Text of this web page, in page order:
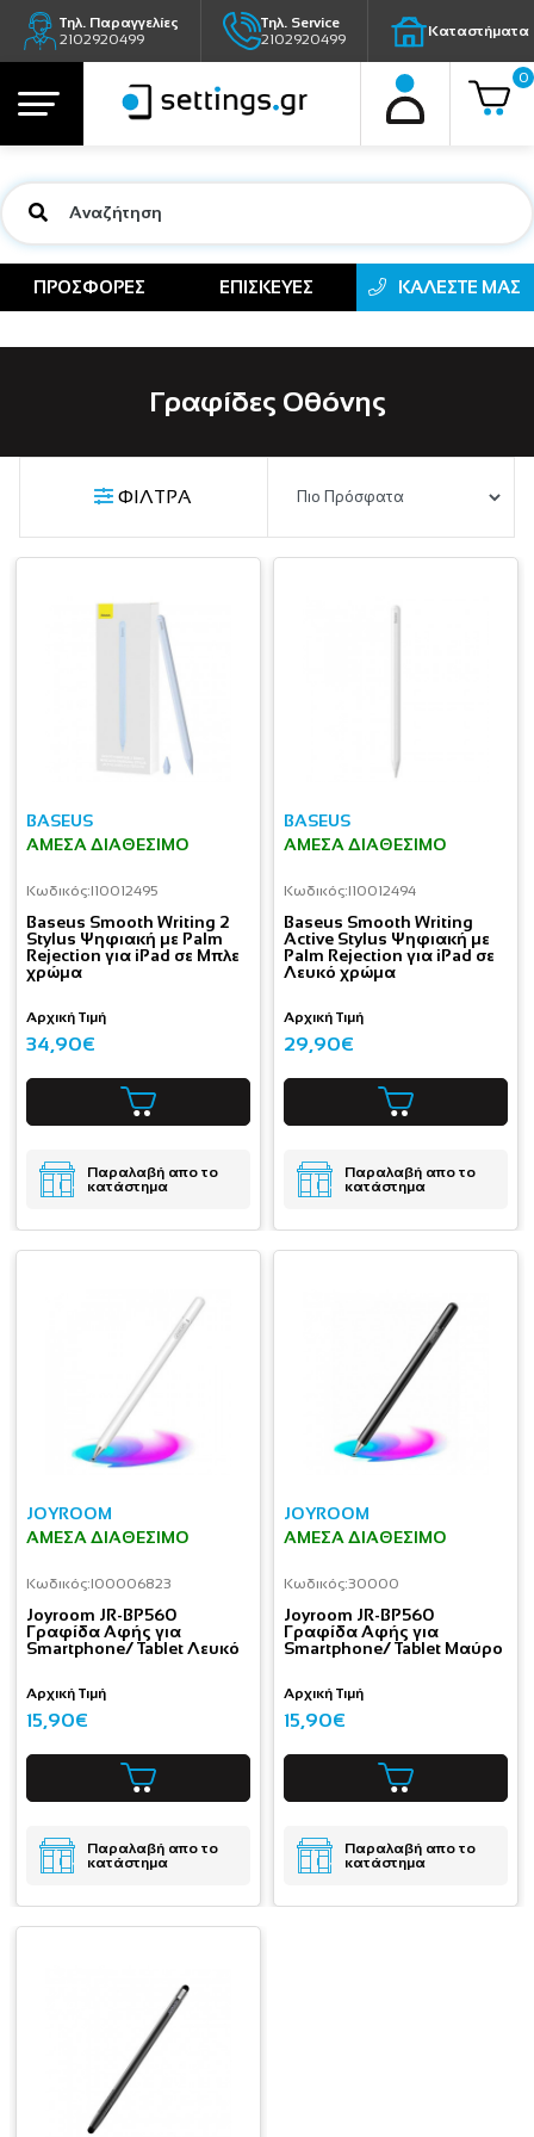
Τηλ. Παραγγελίες
2102920499
Τηλ. Service
2102920499
Καταστήματα
0
ΠΡΟΣΦΟΡΕΣ ΕΠΙΣΚΕΥΕΣ ΚΑΛΕΣΤΕ ΜΑΣ
Γραφίδες Οθόνης
ΦΙΛΤΡΑ
BASEUS
ΆΜΕΣΑ ΔΙΑΘΈΣΙΜΟ
Κωδικός:I10012495
Baseus Smooth Writing 2
Stylus Ψηφιακή με Palm
Rejection για iPad σε Μπλε
χρώμα
Αρχική Τιμή
34,90€
Παραλαβή απο το
κατάστημα
BASEUS
ΆΜΕΣΑ ΔΙΑΘΈΣΙΜΟ
Κωδικός:I10012494
Baseus Smooth Writing
Active Stylus Ψηφιακή με
Palm Rejection για iPad σε
Λευκό χρώμα
Αρχική Τιμή
29,90€
Παραλαβή απο το
κατάστημα
JOYROOM
ΆΜΕΣΑ ΔΙΑΘΈΣΙΜΟ
Κωδικός:I00006823
Joyroom JR-BP560
Γραφίδα Αφής για
Smartphone/ Tablet Λευκό
Αρχική Τιμή
15,90€
Παραλαβή απο το
κατάστημα
JOYROOM
ΆΜΕΣΑ ΔΙΑΘΈΣΙΜΟ
Κωδικός:30000
Joyroom JR-BP560
Γραφίδα Αφής για
Smartphone/ Tablet Μαύρο
Αρχική Τιμή
15,90€
Παραλαβή απο το
κατάστημα